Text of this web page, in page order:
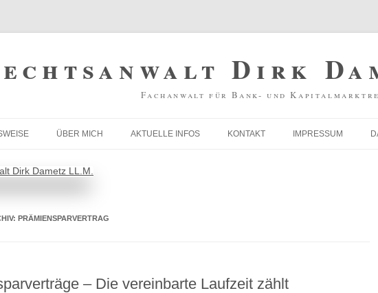
Dirk
Fachanwalt für Bank- und
ÜBER MICH AKTUELLE INFOS KONTAKT IMPRESSUM
PRÄMIENSPARVERTRAG
– Die vereinbarte Laufzeit zählt